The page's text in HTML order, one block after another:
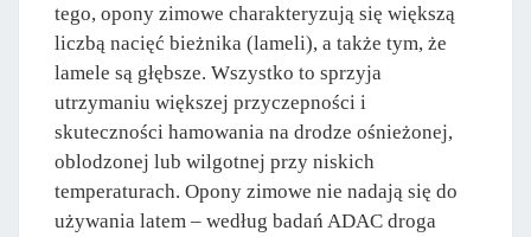
tego, opony zimowe charakteryzują się większą
liczbą nacięć bieżnika (lameli), a także tym, że
lamele są głębsze. Wszystko to sprzyja
utrzymaniu większej przyczepności i
skuteczności hamowania na drodze ośnieżonej,
oblodzonej lub wilgotnej przy niskich
temperaturach. Opony zimowe nie nadają się do
używania latem – według badań ADAC droga